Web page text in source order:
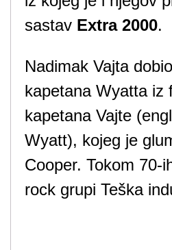
sastav Extra 2000.
Nadimak Vajta
kapetana Wyatta iz
kapetana Vajte
Wyatt), kojeg je
Cooper. Tokom 70-
rock grupi Teška